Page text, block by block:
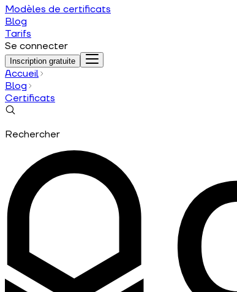
Modèles de certificats
Blog
Tarifs
Se connecter
Inscription gratuite
Accueil
Blog
Certificats
Rechercher